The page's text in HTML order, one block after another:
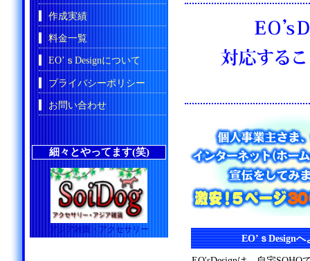
EO’ｓDesign
作成実績
料金一覧
EO’ｓDesignについて
プライバシーポリシー
お問い合わせ
細々とやってます(笑)
アジア雑貨・アクセサリー